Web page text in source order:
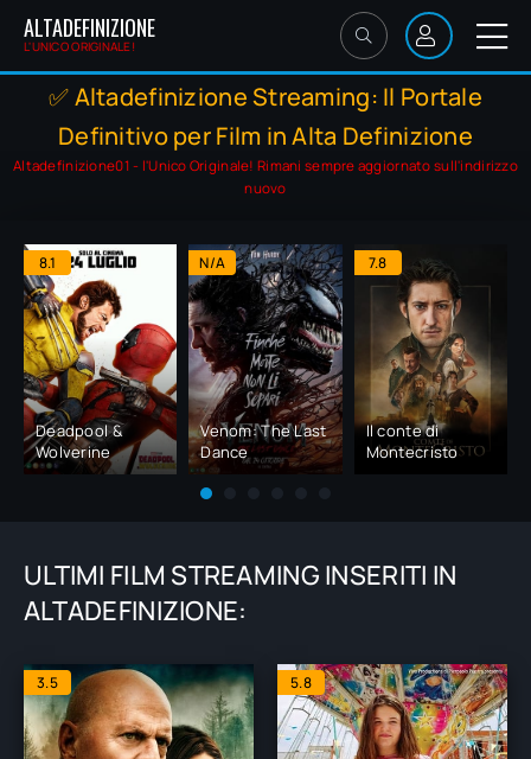
ALTADEFINIZIONE
L'UNICO ORIGINALE!
✅ Altadefinizione Streaming: Il Portale
Definitivo per Film in Alta Definizione
Altadefinizione01 - l'Unico Originale! Rimani sempre aggiornato sull'indirizzo
nuovo
8.1
Deadpool &
Wolverine
N/A
Venom: The Last
Dance
7.8
Il conte di
Montecristo
ULTIMI FILM STREAMING INSERITI IN
ALTADEFINIZIONE:
3.5 5.8